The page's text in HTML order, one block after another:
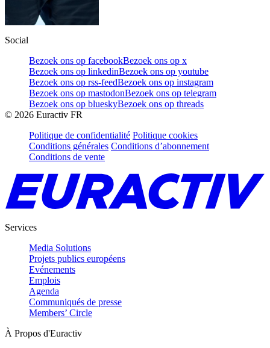
Social
Bezoek ons op facebookBezoek ons op x
Bezoek ons op linkedinBezoek ons op youtube
Bezoek ons op rss-feedBezoek ons op instagram
Bezoek ons op mastodonBezoek ons op telegram
Bezoek ons op blueskyBezoek ons op threads
© 2026 Euractiv FR
Politique de confidentialité Politique cookies
Conditions générales Conditions d’abonnement
Conditions de vente
Services
Media Solutions
Projets publics européens
Evénements
Emplois
Agenda
Communiqués de presse
Members’ Circle
À Propos d'Euractiv